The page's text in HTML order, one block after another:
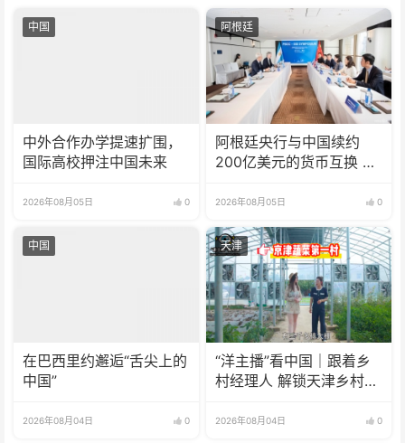
中国
中外合作办学提速扩围，
国际高校押注中国未来
2026年08月05日 0
阿根廷
阿根廷央行与中国续约
200亿美元的货币互换 有
2026年08月05日 0
中国
在巴西里约邂逅“舌尖上的
中国”
2026年08月04日 0
天津
“洋主播”看中国｜跟着乡
村经理人 解锁天津乡村振
2026年08月04日 0